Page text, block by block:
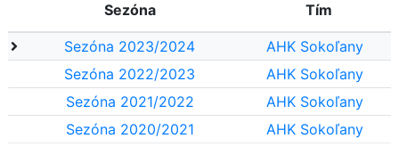
Sezóna Tím
Sezóna 2023/2024
AHK Sokoľany
Sezóna 2022/2023
AHK Sokoľany
Sezóna 2021/2022
AHK Sokoľany
Sezóna 2020/2021
AHK Sokoľany